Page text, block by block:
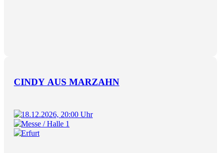
CINDY AUS MARZAHN
18.12.2026, 20:00 Uhr
Messe / Halle 1
Erfurt